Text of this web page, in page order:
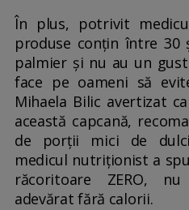
În plus, potrivit
produse conțin între 30
palmier și nu au un
face pe oameni să
Mihaela Bilic avertizat
această capcană,
de porții mici de
medicul nutriționist a
răcoritoare ZERO,
adevărat fără calorii.